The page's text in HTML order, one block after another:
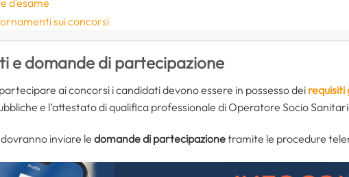
d’esame
sui concorsi
e domande di partecipazione
ai concorsi i candidati devono essere in possesso dei requisiti
e l’attestato di qualifica professionale di Operatore Socio
inviare le domande di partecipazionetramite le procedure